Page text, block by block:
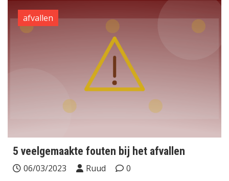
afvallen
5 veelgemaakte fouten bij het afvallen
06/03/2023 Ruud
0